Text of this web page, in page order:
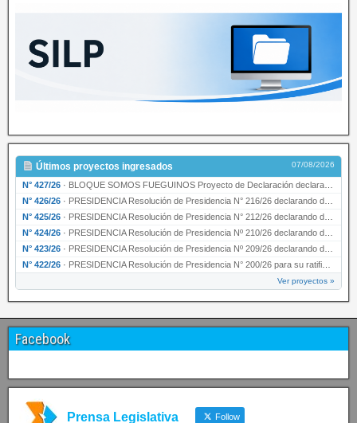
Últimos proyectos ingresados 07/08/2026
N° 427/26 · BLOQUE SOMOS FUEGUINOS Proyecto de Declaración declarando de interés provincial PRESIDENCI…
N° 426/26 · PRESIDENCIA Resolución de Presidencia N° 216/26 declarando de interés provincial la labor …
N° 425/26 · PRESIDENCIA Resolución de Presidencia N° 212/26 declarando de interés provincial el “50° A…
N° 424/26 · PRESIDENCIA Resolución de Presidencia Nº 210/26 declarando de interés provincial el proyec…
N° 423/26 · PRESIDENCIA Resolución de Presidencia Nº 209/26 declarando de interés provincial la presen…
N° 422/26 · PRESIDENCIA Resolución de Presidencia N° 200/26 para su ratificación.
Ver proyectos »
Facebook
Prensa Legislativa Follow